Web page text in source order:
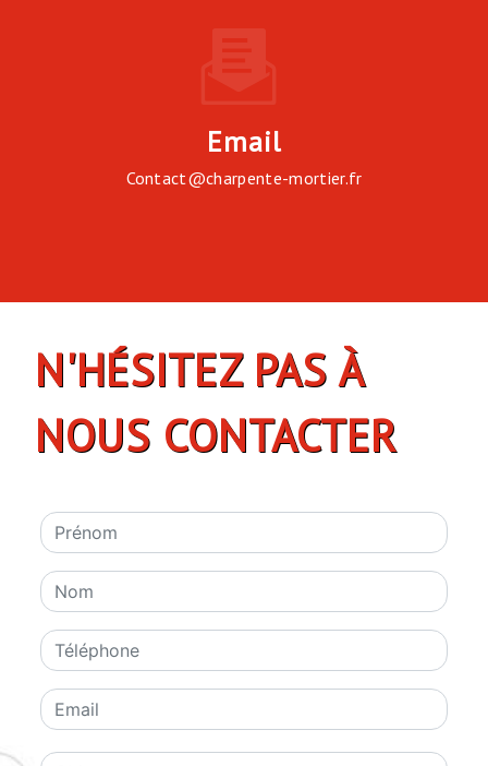
Email
contact@charpente-mortier.fr
N'HÉSITEZ PAS À
NOUS CONTACTER